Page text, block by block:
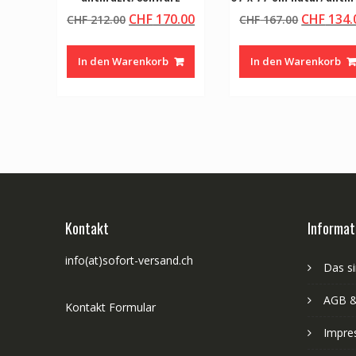
CHF212.00 Ursprünglicher
war:
CHF 212.00
CHF 170.00Aktueller
CHF 170.00.
In den Warenkorb
CHF167.00
war:
CHF
CHF
In den Warenkorb
Kontakt
info(at)sofort-versand.ch
Kontakt Formular
Das
AGB